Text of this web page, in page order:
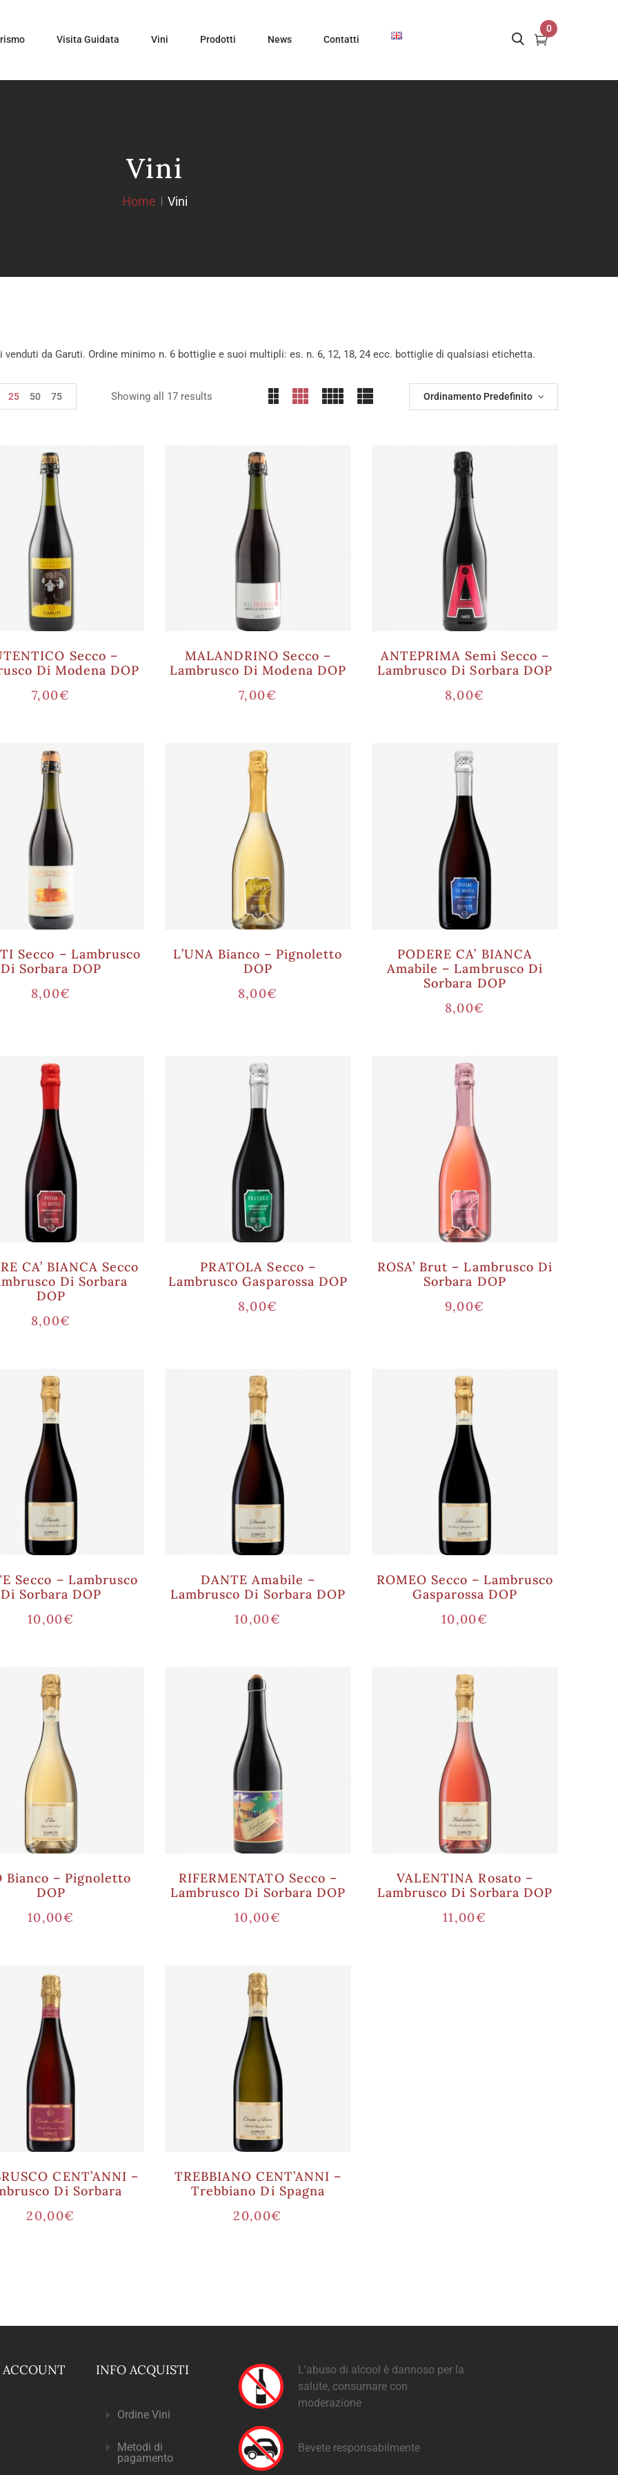
Visita Guidata Vini Prodotti News Contatti
0
Vini
Home Vini
venduti da Garuti. Ordine minimo n. 6 bottiglie e suoi multipli: es. n. 6, 12, 18, 24 ecc. bottiglie di qualsiasi etichetta.
Showing all 17 results Ordinamento Predefinito
25 50 75
Secco –
Di Modena DOP
7,00€
MALANDRINO Secco –
Lambrusco Di Modena DOP
7,00€
ANTEPRIMA Semi Secco –
Lambrusco Di Sorbara DOP
8,00€
Secco – Lambrusco
Di Sorbara DOP
8,00€
L’UNA Bianco – Pignoletto
DOP
8,00€
PODERE CA’ BIANCA
Amabile – Lambrusco Di
Sorbara DOP
8,00€
CA’ BIANCA Secco
Di Sorbara
DOP
8,00€
PRATOLA Secco –
Lambrusco Gasparossa DOP
8,00€
ROSA’ Brut – Lambrusco Di
Sorbara DOP
9,00€
Secco – Lambrusco
Di Sorbara DOP
10,00€
DANTE Amabile –
Lambrusco Di Sorbara DOP
10,00€
ROMEO Secco – Lambrusco
Gasparossa DOP
10,00€
Bianco – Pignoletto
DOP
10,00€
RIFERMENTATO Secco –
Lambrusco Di Sorbara DOP
10,00€
VALENTINA Rosato –
Lambrusco Di Sorbara DOP
11,00€
CENT’ANNI –
Di Sorbara
20,00€
TREBBIANO CENT’ANNI –
Trebbiano Di Spagna
20,00€
INFO ACQUISTI
Ordine Vini
Metodi di
pagamento
L'abuso di alcool è dannoso per la
salute, consumare con
moderazione
Bevete responsabilmente